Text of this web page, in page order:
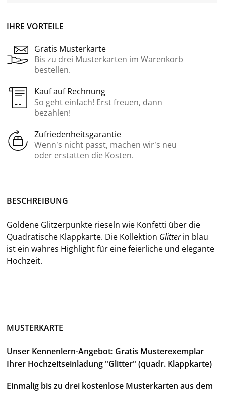
IHRE VORTEILE
Gratis Musterkarte
Bis zu drei Musterkarten im Warenkorb
bestellen.
Kauf auf Rechnung
So geht einfach! Erst freuen, dann
bezahlen!
Zufriedenheitsgarantie
Wenn’s nicht passt, machen wir’s neu
oder erstatten die Kosten.
BE­SCHREI­BUNG
Gol­de­ne Glit­zer­punk­te rie­seln wie Kon­fet­ti über die
Qua­dra­ti­sche Klapp­kar­te. Die Kol­lek­ti­on Glit­terin blau
ist ein wah­res High­light für eine fei­er­li­che und ele­gan­te
Hoch­zeit.
MUSTERKARTE
Unser Kennenlern-Angebot: Gratis Musterexemplar
Ihrer Hochzeitseinladung "Glitter" (quadr. Klappkarte)
Einmalig bis zu drei kostenlose Musterkarten aus dem